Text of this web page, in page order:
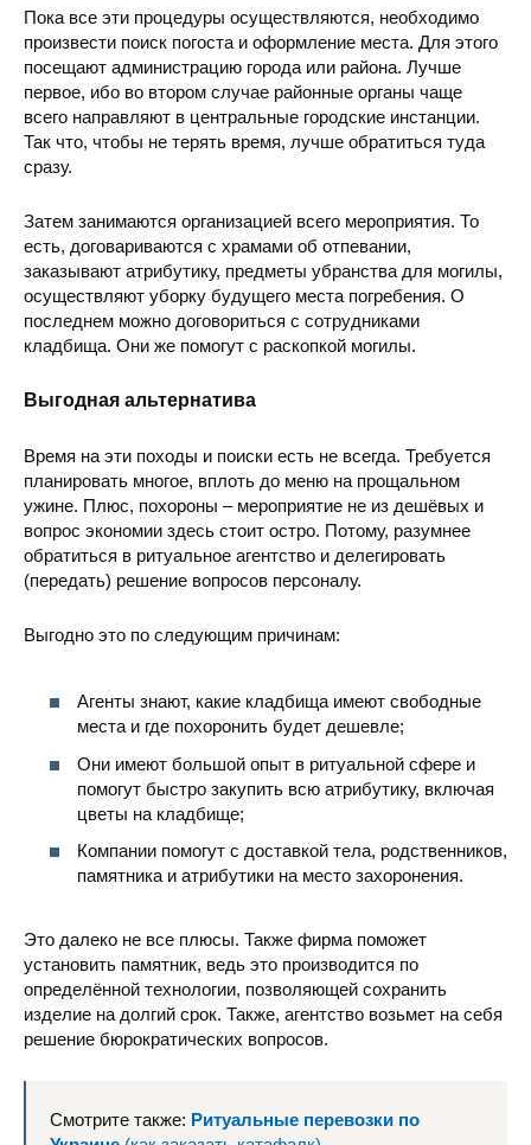
Пока все эти процедуры осуществляются, необходимо
произвести поиск погоста и оформление места. Для этого
посещают администрацию города или района. Лучше
первое, ибо во втором случае районные органы чаще
всего направляют в центральные городские инстанции.
Так что, чтобы не терять время, лучше обратиться туда
сразу.
Затем занимаются организацией всего мероприятия. То
есть, договариваются с храмами об отпевании,
заказывают атрибутику, предметы убранства для могилы,
осуществляют уборку будущего места погребения. О
последнем можно договориться с сотрудниками
кладбища. Они же помогут с раскопкой могилы.
Выгодная альтернатива
Время на эти походы и поиски есть не всегда. Требуется
планировать многое, вплоть до меню на прощальном
ужине. Плюс, похороны – мероприятие не из дешёвых и
вопрос экономии здесь стоит остро. Потому, разумнее
обратиться в ритуальное агентство и делегировать
(передать) решение вопросов персоналу.
Выгодно это по следующим причинам:
Агенты знают, какие кладбища имеют свободные
места и где похоронить будет дешевле;
Они имеют большой опыт в ритуальной сфере и
помогут быстро закупить всю атрибутику, включая
цветы на кладбище;
Компании помогут с доставкой тела, родственников,
памятника и атрибутики на место захоронения.
Это далеко не все плюсы. Также фирма поможет
установить памятник, ведь это производится по
определённой технологии, позволяющей сохранить
изделие на долгий срок. Также, агентство возьмет на себя
решение бюрократических вопросов.
Смотрите также: Ритуальные перевозки по